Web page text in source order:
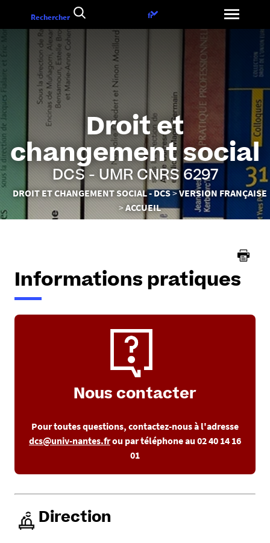
Droit et
changement social
DCS - UMR CNRS 6297
Vous
ici :
DROIT ET CHANGEMENT SOCIAL - DCS
VERSION FRANÇAISE
ACCUEIL
Rechercher
Choix
fr
Informations pratiques
Nous contacter
Pour toutes questions, contactez-nous à l'adresse
dcs@univ-nantes.frou par téléphone au 02 40 14 16
01
Direction